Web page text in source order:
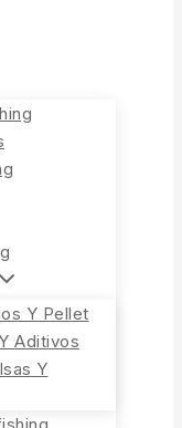
Y Pellet
Aditivos
Y